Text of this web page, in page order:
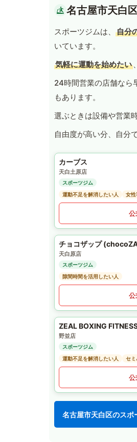
名古屋市天白
スポーツジムは、 自分
いています。
気軽に運動を始めたい 、
24時間営業の店舗なら
もあります。
選ぶときは設備や営業
自由度が高い分、自分
カーブス
天白土原店
スポーツジム
運動不足を解消したい人
女性
公
チョコザップ
天白原店
スポーツジム
隙間時間を活用したい人
公
ZEAL BOXING
野並店
スポーツジム
運動不足を解消したい人
セミ
公
名古屋市天白区のスポ